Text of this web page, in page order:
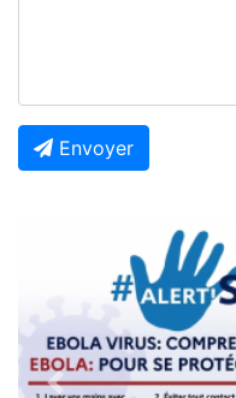
Envoyer